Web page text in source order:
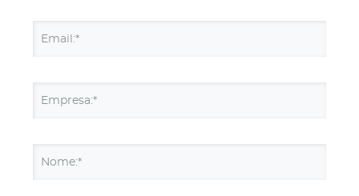
Email:*
Empresa:*
Nome:*